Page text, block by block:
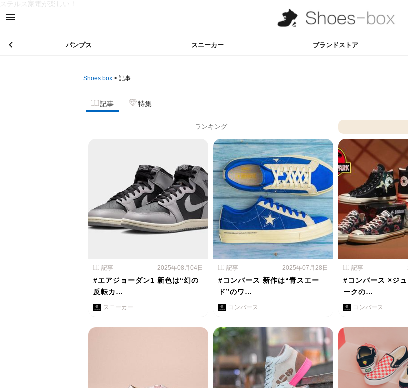
ステルス家電が楽しい！
パンプス スニーカー ブランドストア
Shoes box > 記事
記事 特集
ランキング
記事 2025年08月04日
#エアジョーダン1 新色は“幻の
反転カ…
スニーカー
記事 2025年07月28日
#コンバース 新作は“青スエー
ド”のワ…
コンバース
記事
#コンバース ×ジ
ークの…
コンバース